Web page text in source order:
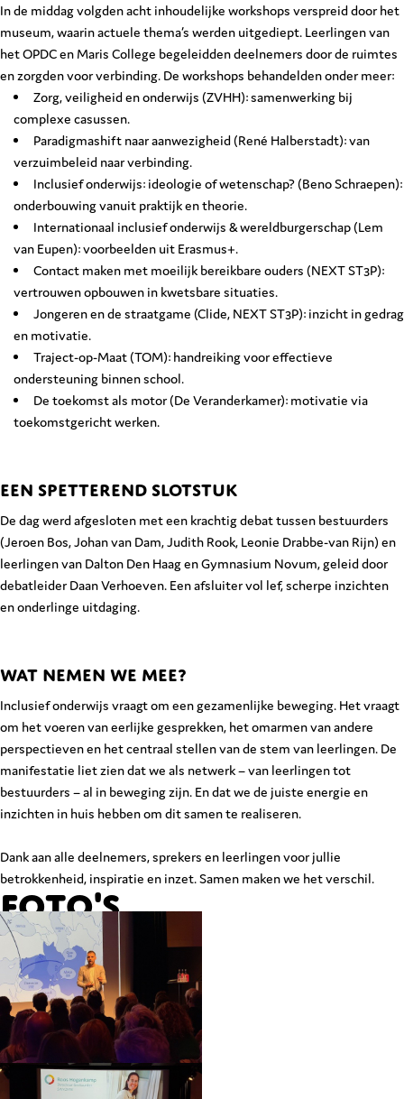
In de middag volgden acht inhoudelijke workshops verspreid door het
museum, waarin actuele thema’s werden uitgediept. Leerlingen van
het OPDC en Maris College begeleidden deelnemers door de ruimtes
en zorgden voor verbinding. De workshops behandelden onder meer:
Zorg, veiligheid en onderwijs (ZVHH): samenwerking bij
complexe casussen.
Paradigmashift naar aanwezigheid (René Halberstadt): van
verzuimbeleid naar verbinding.
Inclusief onderwijs: ideologie of wetenschap? (Beno Schraepen):
onderbouwing vanuit praktijk en theorie.
Internationaal inclusief onderwijs & wereldburgerschap (Lem
van Eupen): voorbeelden uit Erasmus+.
Contact maken met moeilijk bereikbare ouders (NEXT ST3P):
vertrouwen opbouwen in kwetsbare situaties.
Jongeren en de straatgame (Clide, NEXT ST3P): inzicht in gedrag
en motivatie.
Traject-op-Maat (TOM): handreiking voor effectieve
ondersteuning binnen school.
De toekomst als motor (De Veranderkamer): motivatie via
toekomstgericht werken.
EEN SPETTEREND SLOTSTUK
De dag werd afgesloten met een krachtig debat tussen bestuurders
(Jeroen Bos, Johan van Dam, Judith Rook, Leonie Drabbe-van Rijn) en
leerlingen van Dalton Den Haag en Gymnasium Novum, geleid door
debatleider Daan Verhoeven. Een afsluiter vol lef, scherpe inzichten
en onderlinge uitdaging.
WAT NEMEN WE MEE?
Inclusief onderwijs vraagt om een gezamenlijke beweging. Het vraagt
om het voeren van eerlijke gesprekken, het omarmen van andere
perspectieven en het centraal stellen van de stem van leerlingen. De
manifestatie liet zien dat we als netwerk – van leerlingen tot
bestuurders – al in beweging zijn. En dat we de juiste energie en
inzichten in huis hebben om dit samen te realiseren.
Dank aan alle deelnemers, sprekers en leerlingen voor jullie
betrokkenheid, inspiratie en inzet. Samen maken we het verschil.
Foto's